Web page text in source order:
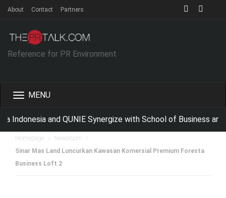
About Contact Partners
Reference for PR Environment
Toggle
Indonesia and QUNIE Synergize with School of Business and
Homepage Newsroom
Sinar Mas Land Luncurkan Kawasan Komersial Premium Foresta
Business Loft 2